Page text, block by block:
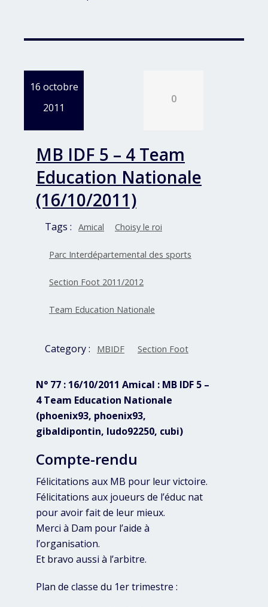
16 octobre
2011
0
MB IDF 5 – 4 Team
Education Nationale
(16/10/2011)
Tags : Amical Choisy le roi
Parc Interdépartemental des sports
Section Foot 2011/2012
Team Education Nationale
Category : MBIDF Section Foot
N° 77 : 16/10/2011 Amical : MB IDF 5 –
4 Team Education Nationale
(phoenix93, phoenix93,
gibaldipontin, ludo92250, cubi)
Compte-rendu
Félicitations aux MB pour leur victoire.
Félicitations aux joueurs de l’éduc nat
pour avoir fait de leur mieux.
Merci à Dam pour l’aide à
l’organisation.
Et bravo aussi à l’arbitre.
Plan de classe du 1er trimestre :